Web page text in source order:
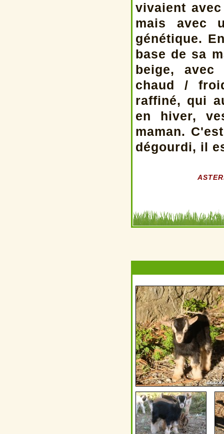
vivaient
mais avec
génétique.
base de sa
beige, avec
chaud /
raffiné, qui
en hiver,
maman.
dégourdi, il